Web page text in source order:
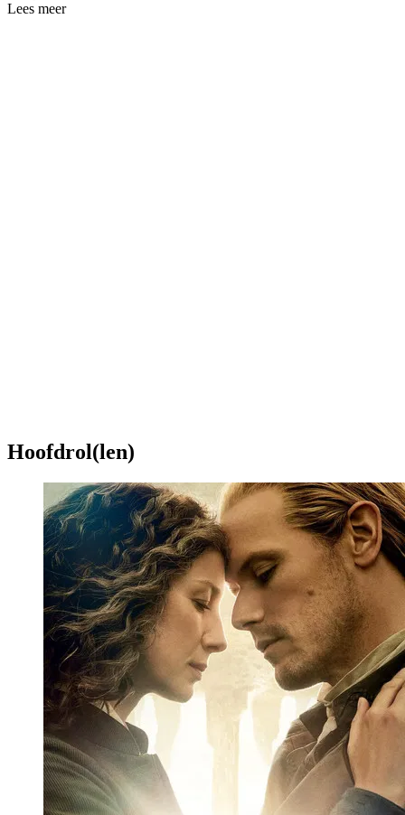
Lees meer
Hoofdrol(len)